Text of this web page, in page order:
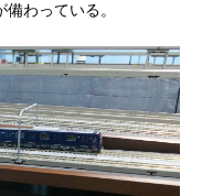
わっている。